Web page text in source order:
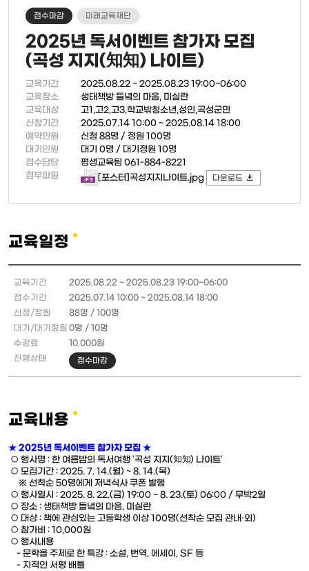
접수마감 미래교육재단
2025년 독서이벤트 참가자 모집
(곡성 지지(知知) 나이트)
교육기간
2025.08.22 ~ 2025.08.23 19:00~06:00
교육장소
생태책방 들녘의 마음, 미실란
교육대상
고1,고2,고3,학교밖청소년,성인,곡성군민
신청기간
2025.07.14 10:00 ~ 2025.08.14 18:00
예약인원
신청 88명 / 정원 100명
대기인원
대기 0명 / 대기정원 10명
접수담당
평생교육팀 061-884-8221
첨부파일
[포스터]곡성지지나이트.jpg 다운로드
교육일정
육
일
안
내
표
2025.08.22 ~ 2025.08.23 19:00~06:00
2025.07.14 10:00 ~ 2025.08.14 18:00
88명 / 100명
0명 / 10명
10,000원
접수마감
교육내용
★ 2025년 독서이벤트 참가자 모집 ★
○ 행사명 : 한 여름밤의 독서여행 '곡성 지지(知知) 나이트'
○ 모집기간 : 2025. 7. 14.(월) ~ 8. 14.(목)
※ 선착순 50명에게 저녁식사 쿠폰 발행
○ 행사일시 : 2025. 8. 22.(금) 19:00 ~ 8. 23.(토) 06:00 / 무박2일
○ 장소 : 생태책방 들녘의 마음, 미실란
○ 대상 : 책에 관심있는 고등학생 이상 100명(선착순 모집 관내·외)
○ 참가비 : 10,000원
○ 행사내용
- 문학을 주제로 한 특강 : 소설, 번역, 에세이, SF 등
- 지적인 서평 배틀